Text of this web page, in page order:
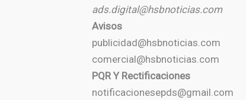
ads.digital@hsbnoticias.com
Avisos
publicidad@hsbnoticias.com
comercial@hsbnoticias.com
PQR Y Rectificaciones
notificacionesepds@gmail.com